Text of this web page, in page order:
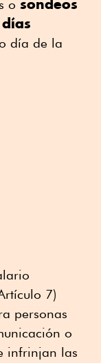
o sondeos
día de la
7)
personas
o
infrinjan las